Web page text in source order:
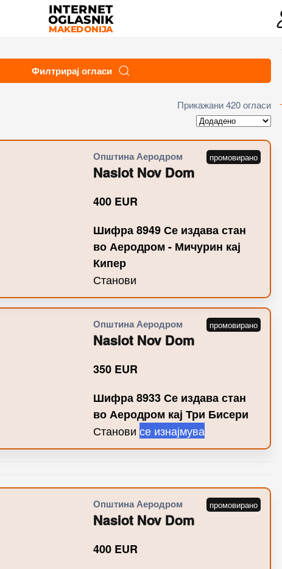
Филтрирај огласи
Прикажани 420 огласи
Општина Аеродром
Nasiot Nov Dom
400 EUR
Шифра 8949 Се издава стан
во Аеродром - Мичурин кај
Кипер
Станови
Општина Аеродром
Nasiot Nov Dom
350 EUR
Шифра 8933 Се издава стан
во Аеродром кај Три Бисери
Станови се изнајмува
Општина Аеродром
Nasiot Nov Dom
400 EUR